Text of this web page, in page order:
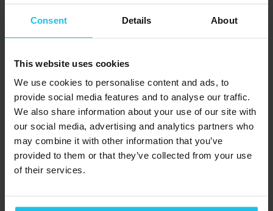
Consent Details About
This website uses cookies
We use cookies to personalise content and ads, to
provide social media features and to analyse our traffic.
We also share information about your use of our site with
our social media, advertising and analytics partners who
may combine it with other information that you’ve
provided to them or that they’ve collected from your use
of their services.
Ανακαλύψτε νέες προσεγγίσεις για τη
Προσοχής μέσω μεθόδων βιοανάδρασης που
ενισχύουν την εστίαση και μειώνουν τα
συμπτώματα. Εξερευνήστε τεχνικές για τη
βελτίωση της συγκέντρωσης, τη μείωση της
υπερκινητικότητας και τη διαχείριση των
προκλήσεων συμπεριφοράς.
Μάθημα Περιεχόμενο